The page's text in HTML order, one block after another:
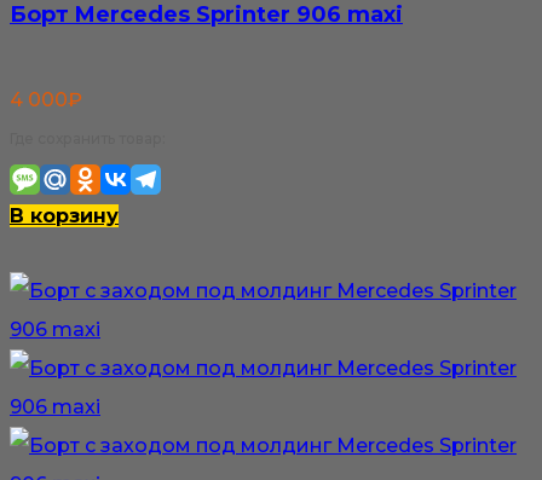
Борт Mercedes Sprinter 906 maxi
4 000₽
В корзину